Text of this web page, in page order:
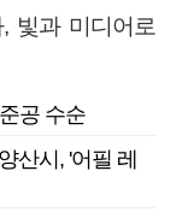
빛과 미디어로
공 수순
산시, '어필 레